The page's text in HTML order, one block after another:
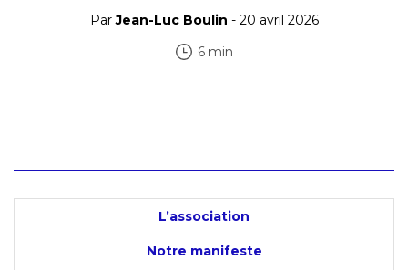
ParJean-Luc Boulin - 20 avril 2026
6 min
L’association
Notre manifeste